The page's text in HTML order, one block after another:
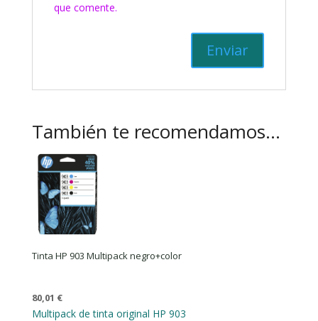
que comente.
También te recomendamos…
Tinta HP 903 Multipack negro+color
80,01 €
Multipack de tinta original HP 903